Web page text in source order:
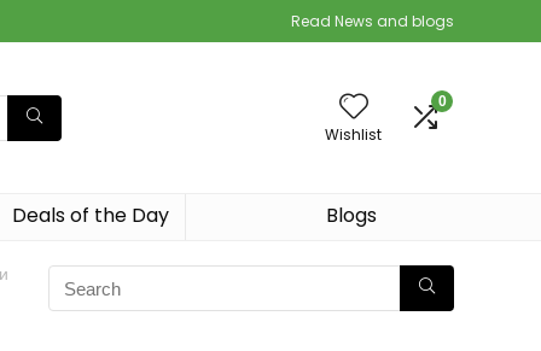
Read News and blogs
Wishlist
0
Deals of the Day Blogs